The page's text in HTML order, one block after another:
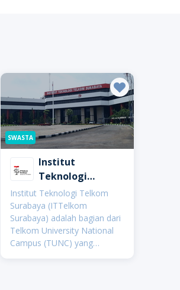
SWASTA
Institut
Teknologi
Telkom Surabaya
(ITTS)
Institut Teknologi Telkom
Surabaya (ITTelkom
Surabaya) adalah bagian dari
Telkom University National
Campus (TUNC) yang